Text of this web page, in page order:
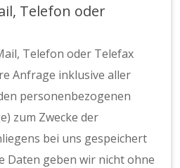
Telefon oder
Telefon oder Telefax
Anfrage inklusive aller
personenbezogenen
zum Zwecke der
bei uns gespeichert
Daten geben wir nicht ohne